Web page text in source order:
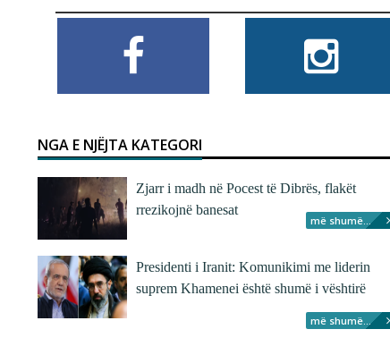
NGA E NJËJTA KATEGORI
Zjarr i madh në Pocest të Dibrës, flakët
rrezikojnë banesat
më shumë...
Presidenti i Iranit: Komunikimi me liderin
suprem Khamenei është shumë i vështirë
më shumë...